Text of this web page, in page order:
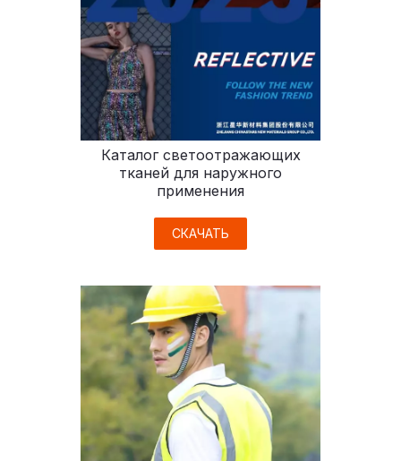
Каталог светоотражающих
тканей для наружного
применения
СКАЧАТЬ